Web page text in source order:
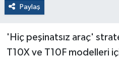
Paylaş
'Hiç peşinatsız araç'
T10X ve T10F modelleri